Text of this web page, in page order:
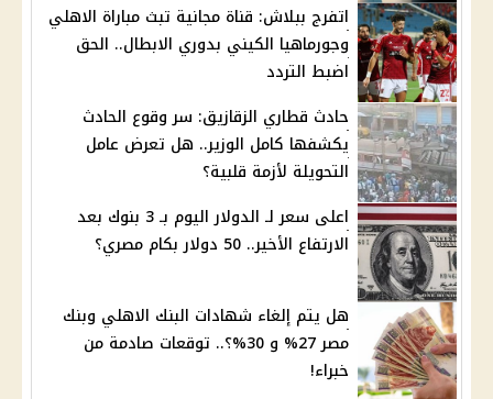
اتفرج ببلاش: قناة مجانية تبث مباراة الاهلي
وجورماهيا الكيني بدوري الابطال.. الحق
اضبط التردد
حادث قطاري الزقازيق: سر وقوع الحادث
يكشفها كامل الوزير.. هل تعرض عامل
التحويلة لأزمة قلبية؟
اعلى سعر لـ الدولار اليوم بـ 3 بنوك بعد
الارتفاع الأخير.. 50 دولار بكام مصري؟
هل يتم إلغاء شهادات البنك الاهلي وبنك
مصر 27% و 30%؟.. توقعات صادمة من
خبراء!